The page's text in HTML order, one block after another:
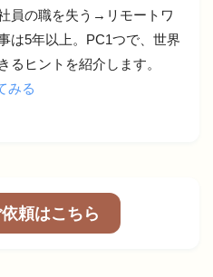
員の職を失う→リモートワ
は5年以上。PC1つで、世界
るヒントを紹介します。
みる
頼はこちら